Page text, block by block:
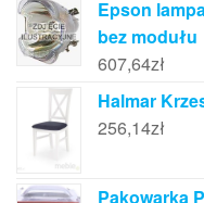
Epson
bez modułu
607,64zł
Halmar
256,14zł
Pakowarka